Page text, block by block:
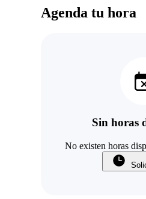
Agenda tu hora
Sin horas
No existen horas